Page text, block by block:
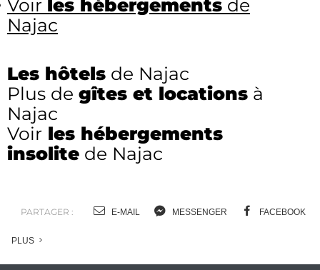
Voir les hébergements de
Najac
Les hôtels de Najac
Plus de gîtes et locations à
Najac
Voir les hébergements
insolite de Najac
PARTAGER : E-MAIL MESSENGER FACEBOOK
PLUS